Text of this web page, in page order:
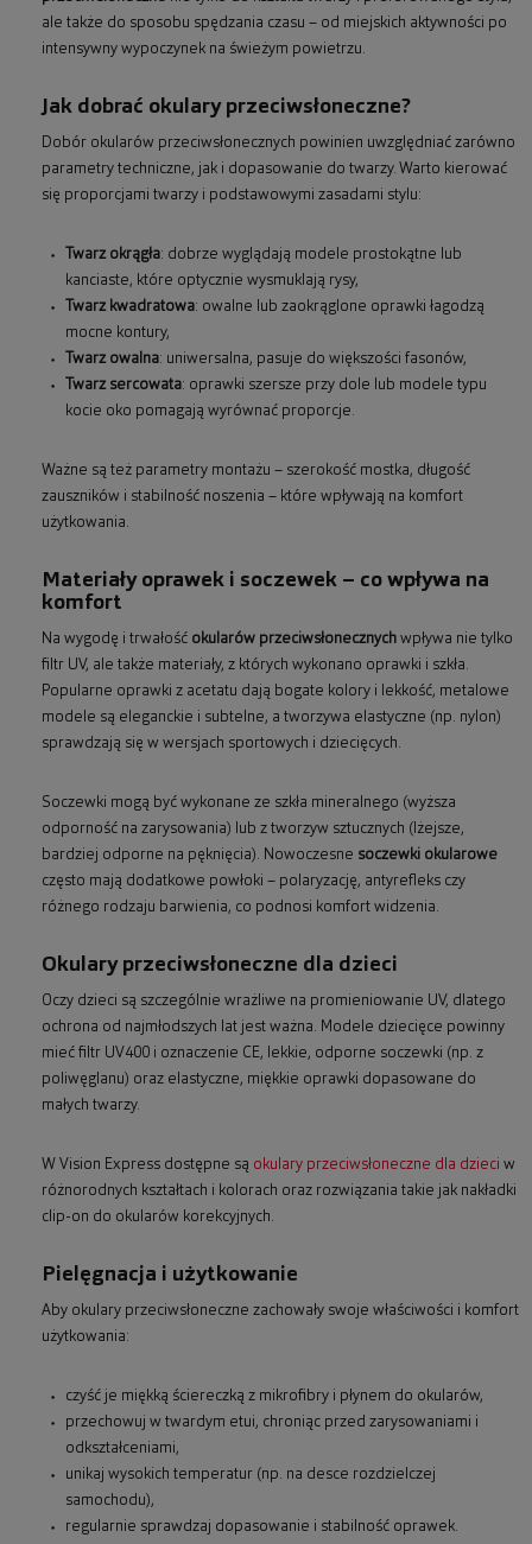
ale także do sposobu spędzania czasu – od miejskich aktywności po
intensywny wypoczynek na świeżym powietrzu.
Jak dobrać okulary przeciwsłoneczne?
Dobór okularów przeciwsłonecznych powinien uwzględniać zarówno
parametry techniczne, jak i dopasowanie do twarzy. Warto kierować
się proporcjami twarzy i podstawowymi zasadami stylu:
Twarz okrągła: dobrze wyglądają modele prostokątne lub
kanciaste, które optycznie wysmuklają rysy,
Twarz kwadratowa: owalne lub zaokrąglone oprawki łagodzą
mocne kontury,
Twarz owalna: uniwersalna, pasuje do większości fasonów,
Twarz sercowata: oprawki szersze przy dole lub modele typu
kocie oko pomagają wyrównać proporcje.
Ważne są też parametry montażu – szerokość mostka, długość
zauszników i stabilność noszenia – które wpływają na komfort
użytkowania.
Materiały oprawek i soczewek – co wpływa na
komfort
Na wygodę i trwałość okularów przeciwsłonecznych wpływa nie tylko
filtr UV, ale także materiały, z których wykonano oprawki i szkła.
Popularne oprawki z acetatu dają bogate kolory i lekkość, metalowe
modele są eleganckie i subtelne, a tworzywa elastyczne (np. nylon)
sprawdzają się w wersjach sportowych i dziecięcych.
Soczewki mogą być wykonane ze szkła mineralnego (wyższa
odporność na zarysowania) lub z tworzyw sztucznych (lżejsze,
bardziej odporne na pęknięcia). Nowoczesne soczewki okularowe
często mają dodatkowe powłoki – polaryzację, antyrefleks czy
różnego rodzaju barwienia, co podnosi komfort widzenia.
Okulary przeciwsłoneczne dla dzieci
Oczy dzieci są szczególnie wrażliwe na promieniowanie UV, dlatego
ochrona od najmłodszych lat jest ważna. Modele dziecięce powinny
mieć filtr UV400 i oznaczenie CE, lekkie, odporne soczewki (np. z
poliwęglanu) oraz elastyczne, miękkie oprawki dopasowane do
małych twarzy.
W Vision Express dostępne są okulary przeciwsłoneczne dla dzieci w
różnorodnych kształtach i kolorach oraz rozwiązania takie jak nakładki
clip-on do okularów korekcyjnych.
Pielęgnacja i użytkowanie
Aby okulary przeciwsłoneczne zachowały swoje właściwości i komfort
użytkowania:
czyść je miękką ściereczką z mikrofibry i płynem do okularów,
przechowuj w twardym etui, chroniąc przed zarysowaniami i
odkształceniami,
unikaj wysokich temperatur (np. na desce rozdzielczej
samochodu),
regularnie sprawdzaj dopasowanie i stabilność oprawek.